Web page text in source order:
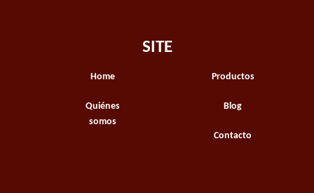
SITE
Home
Quiénes
somos
Productos
Blog
Contacto